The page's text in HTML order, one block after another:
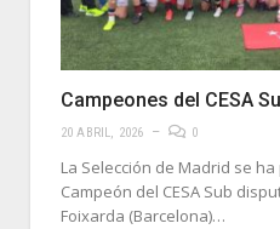
Campeones del CESA
20 ABRIL, 2026 0
La Selección de Madrid se
Campeón del CESA Sub
Foixarda (Barcelona)…